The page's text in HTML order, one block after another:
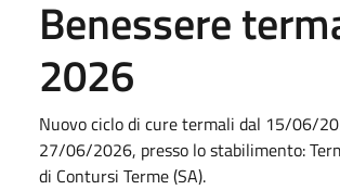
Benessere
2026
Nuovo ciclo di cure termali dal 15/06/
27/06/2026, presso lo stabilimento:
di Contursi Terme (SA).